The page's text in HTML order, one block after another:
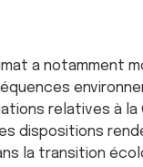
a notamment
relatives à la
dispositions
la transition